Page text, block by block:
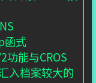
函式
功能与CROS
入档案较大的